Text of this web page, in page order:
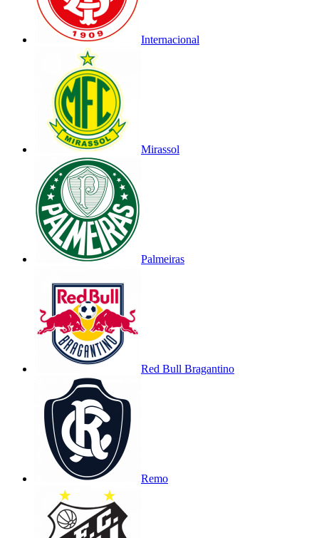
Internacional
Mirassol
Palmeiras
Red Bull Bragantino
Remo